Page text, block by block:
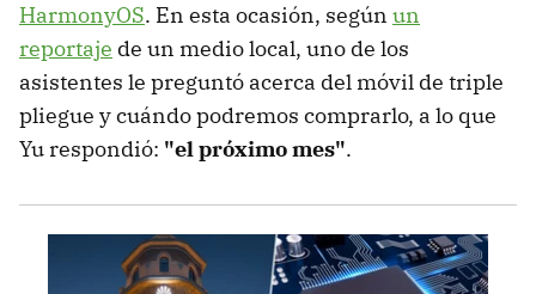
HarmonyOS. En esta ocasión, según un
reportaje de un medio local, uno de los
asistentes le preguntó acerca del móvil de triple
pliegue y cuándo podremos comprarlo, a lo que
Yu respondió: "el próximo mes".